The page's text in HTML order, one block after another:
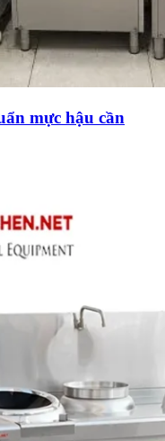
mực hậu cần